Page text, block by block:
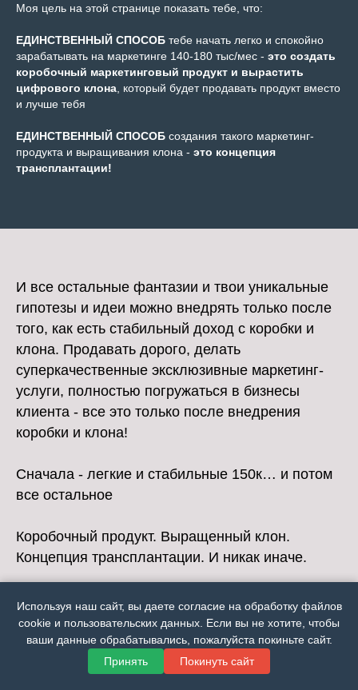
Моя цель на этой странице показать тебе, что:
ЕДИНСТВЕННЫЙ СПОСОБ тебе начать легко и спокойно
зарабатывать на маркетинге 140-180 тыс/мес - это создать
коробочный маркетинговый продукт и вырастить
цифрового клона , который будет продавать продукт вместо
и лучше тебя
ЕДИНСТВЕННЫЙ СПОСОБ создания такого маркетинг-
продукта и выращивания клона - это концепция
трансплантации!
И все остальные фантазии и твои уникальные
гипотезы и идеи можно внедрять только после
того, как есть стабильный доход с коробки и
клона. Продавать дорого, делать
суперкачественные эксклюзивные маркетинг-
услуги, полностью погружаться в бизнесы
клиента - все это только после внедрения
коробки и клона!
Сначала - легкие и стабильные 150к… и потом
все остальное
Коробочный продукт. Выращенный клон.
Концепция трансплантации. И никак иначе.
Или опять - работа на 10 дядь. Каждого
уговариваешь, пытаешься доказать что не осел,
тратишь кучу энергии и времени, а если и
получатся то берешь деньги и кучу времени
Используя наш сайт, вы даете согласие на обработку файлов
cookie и пользовательских данных. Если вы не хотите, чтобы
ваши данные обрабатывались, пожалуйста покиньте сайт.
Принять
Покинуть сайт